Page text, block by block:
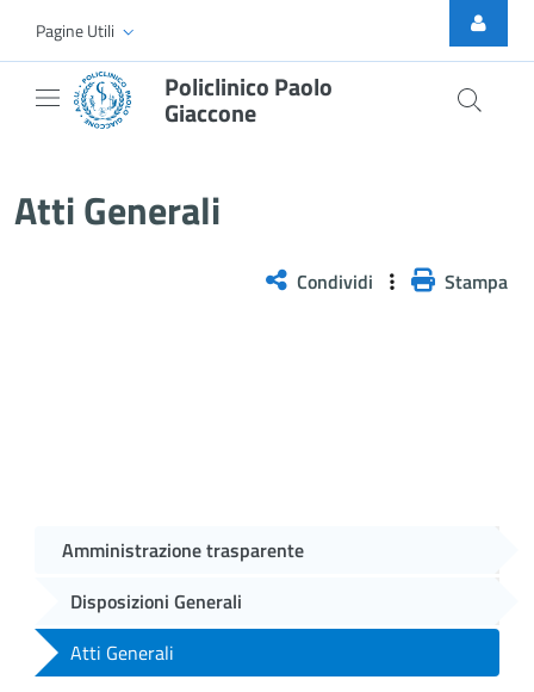
Skip to Main Content
Pagine Utili
Policlinico Paolo
Giaccone
Atti Generali
Condividi Stampa
Amministrazione trasparente
Disposizioni Generali
Atti Generali